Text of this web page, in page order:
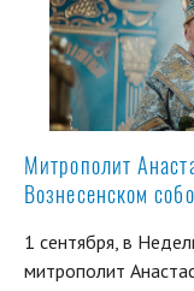
Митрополит
Вознесенском
1 сентября, в
митрополит